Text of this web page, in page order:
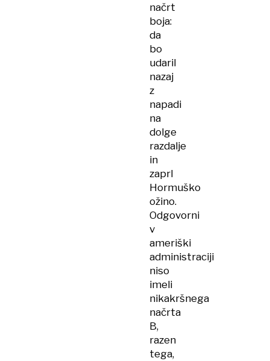
načrt
boja:
da
bo
udaril
nazaj
z
napadi
na
dolge
razdalje
in
zaprl
Hormuško
ožino.
Odgovorni
v
ameriški
administraciji
niso
imeli
nikakršnega
načrta
B,
razen
tega,